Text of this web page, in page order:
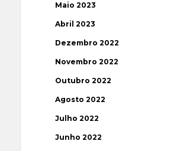
Maio 2023
Abril 2023
Dezembro 2022
Novembro 2022
Outubro 2022
Agosto 2022
Julho 2022
Junho 2022